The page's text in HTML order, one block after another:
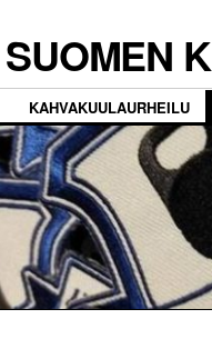
SUOMEN
KAHVAKUULAURHEILU